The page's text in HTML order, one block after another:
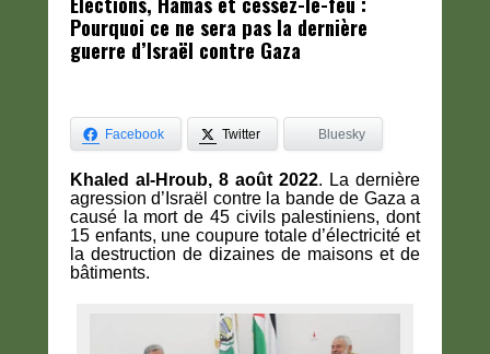
des
posts
Pourquoi ce ne sera pas la dernière
guerre d’Israël contre Gaza
Facebook Twitter Bluesky
Khaled al-Hroub, 8 août 2022. La dernière
agression d’Israël contre la bande de Gaza a
causé la mort de 45 civils palestiniens, dont
15 enfants, une coupure totale d’électricité et
la destruction de dizaines de maisons et de
bâtiments.